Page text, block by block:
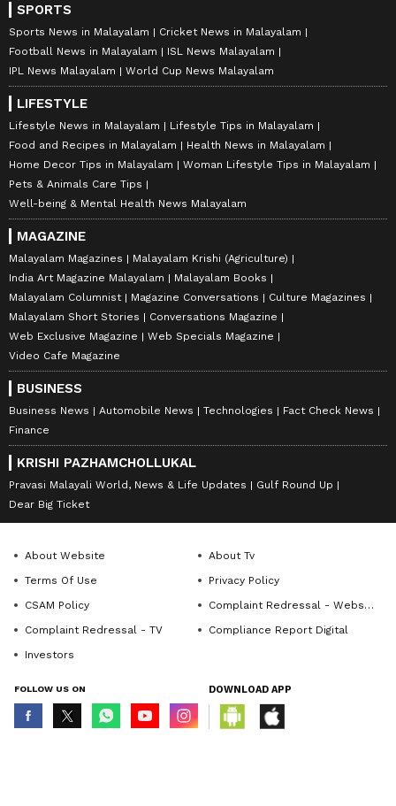
SPORTS
Sports News in Malayalam
Cricket News in Malayalam
Football News in Malayalam
ISL News Malayalam
IPL News Malayalam
World Cup News Malayalam
LIFESTYLE
Lifestyle News in Malayalam
Lifestyle Tips in Malayalam
Food and Recipes in Malayalam
Health News in Malayalam
Home Decor Tips in Malayalam
Woman Lifestyle Tips in Malayalam
Pets & Animals Care Tips
Well-being & Mental Health News Malayalam
MAGAZINE
Malayalam Magazines
Malayalam Krishi (Agriculture)
India Art Magazine Malayalam
Malayalam Books
Malayalam Columnist
Magazine Conversations
Culture Magazines
Malayalam Short Stories
Conversations Magazine
Web Exclusive Magazine
Web Specials Magazine
Video Cafe Magazine
BUSINESS
Business News Automobile News Technologies
Fact Check News
Finance
KRISHI PAZHAMCHOLLUKAL
Pravasi Malayali World, News & Life Updates
Gulf Round Up
Dear Big Ticket
About Website
About Tv
Terms Of Use
Privacy Policy
CSAM Policy
Complaint Redressal - Website
Complaint Redressal - TV
Compliance Report Digital
Investors
FOLLOW US ON DOWNLOAD APP